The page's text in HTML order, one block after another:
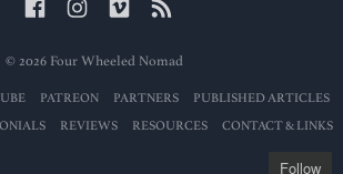
© 2026 Four Wheeled Nomad
PATREON PARTNERS
PUBLISHED ARTICLES
REVIEWS RESOURCES CONTACT & LINKS
Follow